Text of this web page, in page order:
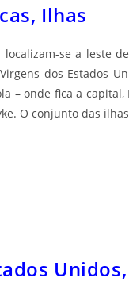
Ilhas
se a leste
dos Estados
– onde fica a capital,
O conjunto das